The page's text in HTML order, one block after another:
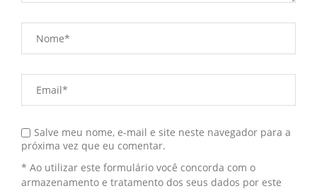
Salve meu nome, e-mail e site neste navegador para a
próxima vez que eu comentar.
* Ao utilizar este formulário você concorda com o
armazenamento e tratamento dos seus dados por este